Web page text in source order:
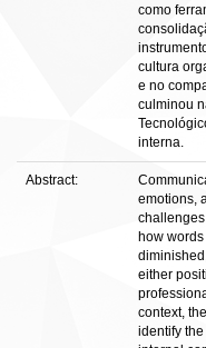
como
cultura
e no
culminou
interna.
Abstract:
emotions,
how
either
context,
identify